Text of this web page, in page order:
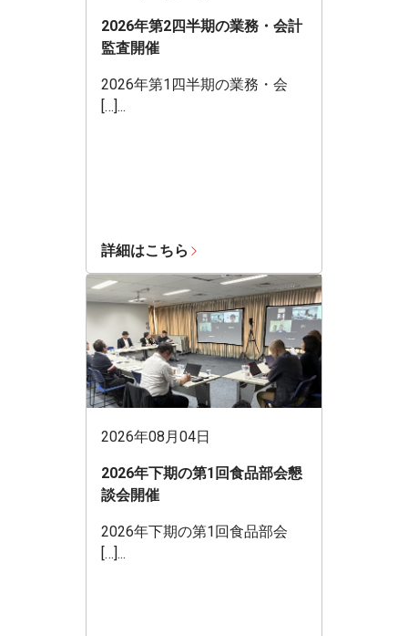
2026年第2四半期の業務・会計
監査開催
2026年第1四半期の業務・会
[…]...
詳細はこちら
2026年08月04日
2026年下期の第1回食品部会懇
談会開催
2026年下期の第1回食品部会
[…]...